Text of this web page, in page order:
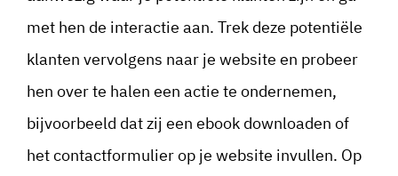
met hen de interactie aan. Trek deze potentiële
klanten vervolgens naar je website en probeer
hen over te halen een actie te ondernemen,
bijvoorbeeld dat zij een ebook downloaden of
het contactformulier op je website invullen. Op